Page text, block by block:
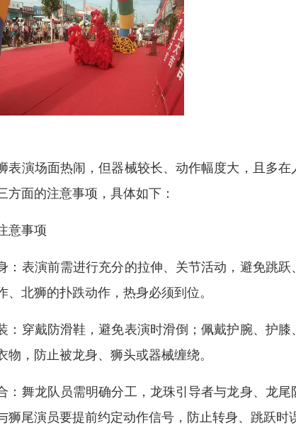
表演场面热闹，但器械较长、动作幅度大，且多
方面的注意事项，具体如下：
意事项
：表演前需进行充分的拉伸、关节活动，避免跳
、北狮的扑跌动作，热身必须到位。
：穿戴防滑鞋，避免表演时滑倒；佩戴护腕、护
物，防止被龙身、狮头或器械缠绕。
：舞龙队员需明确分工，龙珠引导者与龙身、龙
狮尾演员要提前约定动作信号，防止转身、跳跃时